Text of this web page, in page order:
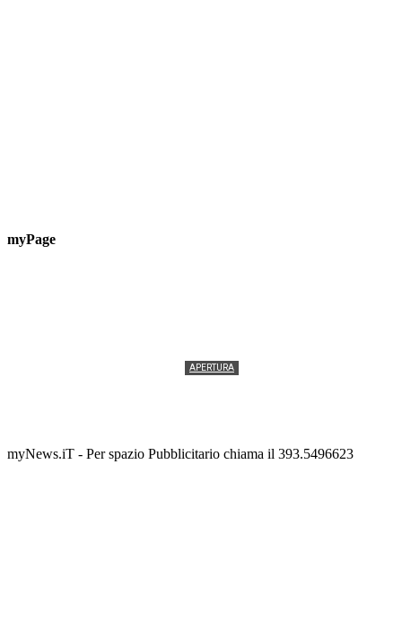
myPage
APERTURA
myNews.iT - Per spazio Pubblicitario chiama il 393.5496623